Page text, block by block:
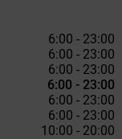
6:00 - 23:00
6:00 - 23:00
6:00 - 23:00
6:00 - 23:00
6:00 - 23:00
6:00 - 23:00
10:00 - 20:00